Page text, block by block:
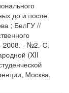
до и после
; БелГУ //
- 2008. - №2.-С.
(XII
Москва,